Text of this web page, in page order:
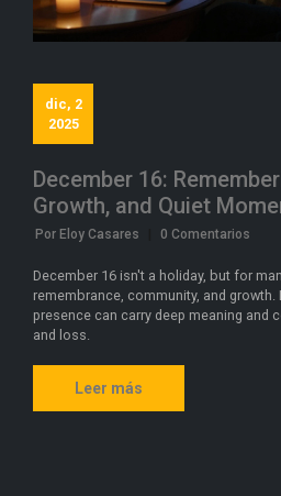
dic, 2
2025
December 16:
Growth, and Quiet
Por Eloy Casares 0 Comentarios
December 16 isn't a holiday, but for
remembrance, community, and
presence can carry deep meaning and
and loss.
Leer más